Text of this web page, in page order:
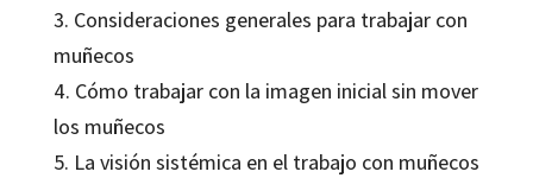
3. Consideraciones generales para trabajar con
muñecos
4. Cómo trabajar con la imagen inicial sin mover
los muñecos
5. La visión sistémica en el trabajo con muñecos